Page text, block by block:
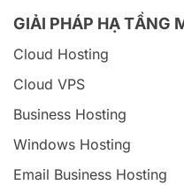
GIẢI PHÁP HẠ TẦNG
Cloud Hosting
Cloud VPS
Business Hosting
Windows Hosting
Email Business Hosting